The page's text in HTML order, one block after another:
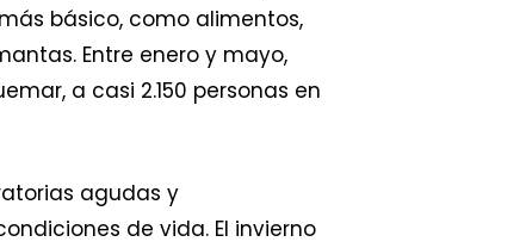
básico, como alimentos,
Entre enero y mayo,
a casi 2.150 personas en
agudas y
de vida. El invierno